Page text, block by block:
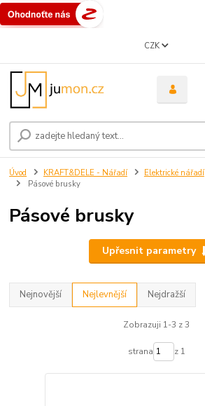
CZK
Úvod KRAFT&DELE - Nářadí Elektrické nářadí
Pásové brusky
Pásové brusky
Upřesnit parametry
Nejnovější Nejlevnější Nejdražší
Zobrazuji 1-3 z 3
strana z 1